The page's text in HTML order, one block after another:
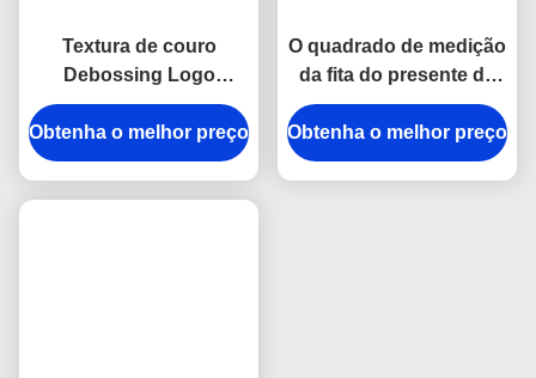
Color da lembrança do
plutônio de 15mm
Obtenha o melhor preço
15mm do ABS do
plutônio da fita da
Obtenha o melhor preço